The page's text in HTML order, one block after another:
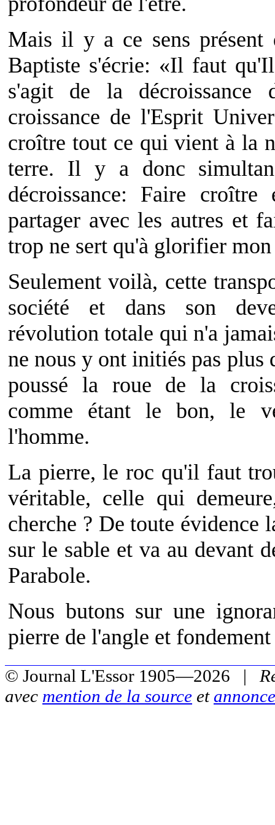
Mais il y a ce sens présent
Baptiste s'écrie: «Il faut
s'agit de la
croissance de l'Esprit
croître tout ce qui vient à la
terre. Il y a donc
décroissance: Faire
partager avec les autres et
trop ne sert qu'à glorifier mon
Seulement voilà, cette
société et dans son
révolution totale qui n'a
ne nous y ont initiés pas plus
poussé la roue de la
comme étant le bon, le
l'homme.
La pierre, le roc qu'il faut
véritable, celle qui
cherche ? De toute évidence
sur le sable et va au devant
Parabole.
Nous butons sur une
pierre de l'angle et
© Journal L'Essor 1905—2026 |
avec mention de la source et